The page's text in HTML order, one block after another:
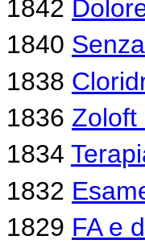
1842
1840
1838
1836 Zoloft
1834
1832
1829 FA e